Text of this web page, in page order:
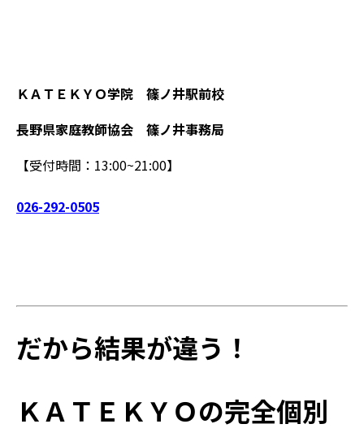
ＫＡＴＥＫＹＯ学院 篠ノ井駅前校
長野県家庭教師協会 篠ノ井事務局
【受付時間：13:00~21:00】
026-292-0505
だから結果が違う！
ＫＡＴＥＫＹＯの完全個別